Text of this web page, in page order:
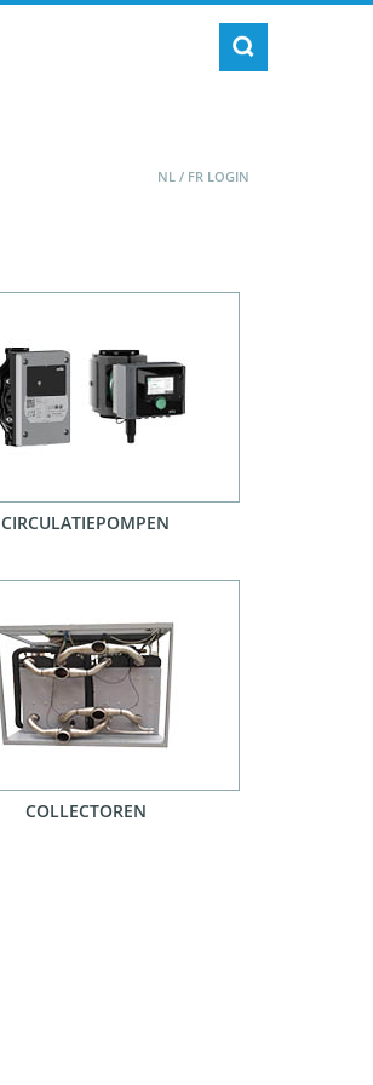
NL / FR LOGIN
CIRCULATIEPOMPEN
COLLECTOREN